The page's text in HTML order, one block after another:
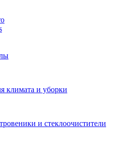
климата и уборки
и стеклоочистители